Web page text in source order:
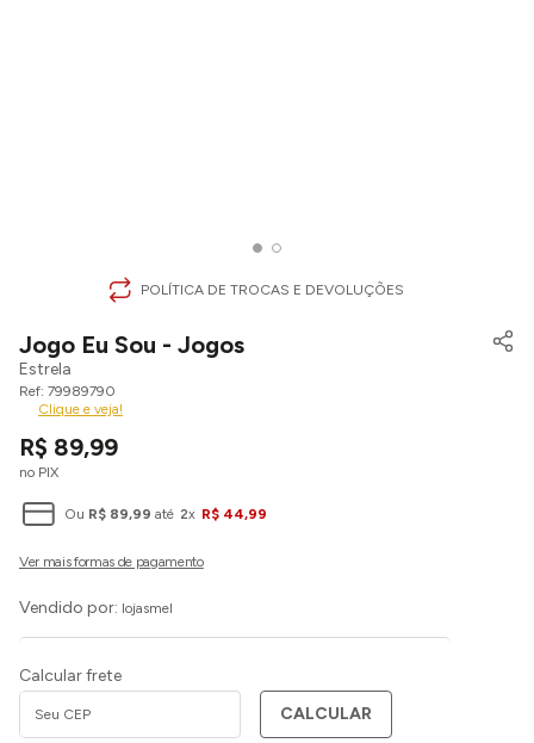
POLÍTICA DE TROCAS E DEVOLUÇÕES
Jogo Eu Sou - Jogos
Estrela
79989790
Clique e veja!
R$ 89,99
no PIX
Ou R$ 89,99 até 2x R$ 44,99
Vendido por: lojasmel
Calcular frete
CALCULAR